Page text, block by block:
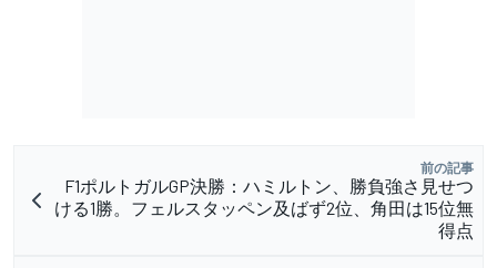
前の記事
F1ポルトガルGP決勝：ハミルトン、勝負強さ見せつ
ける1勝。フェルスタッペン及ばず2位、角田は15位無
得点